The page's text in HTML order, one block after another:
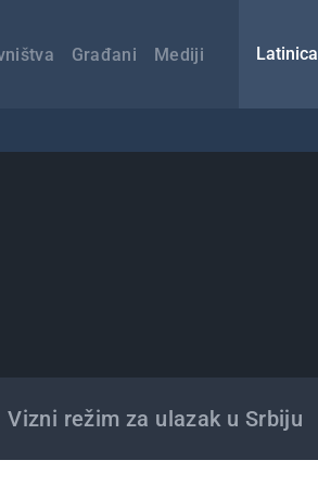
Građani Mediji Latinica
Vizni režim za ulazak u Srbiju